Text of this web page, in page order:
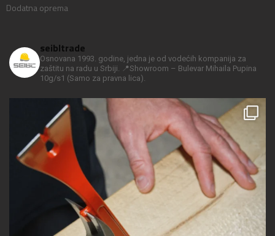
Dodatna oprema
seibltrade
Osnovana 1993. godine, jedna je od vodećih kompanija za
zaštitu na radu u Srbiji.
📍Showroom – Bulevar Mihaila Pupina
10g/s1 (Samo za pravna lica).